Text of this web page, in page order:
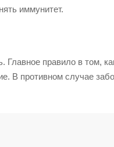
иммунитет.
правило в том,
В противном случае